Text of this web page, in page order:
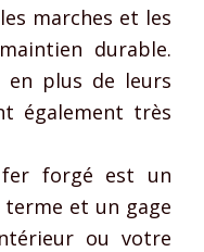
marches et les
durable.
en plus de leurs
également très
fer forgé est un
et un gage
ou votre